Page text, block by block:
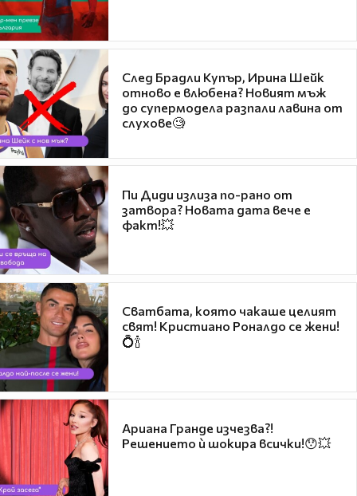
След Брадли Купър, Ирина Шейк
отново е влюбена? Новият мъж
до супермодела разпали лавина от
слухове🧐
Пи Диди излиза по-рано от
затвора? Новата дата вече е
факт!💥
Сватбата, която чакаше целият
свят! Кристиано Роналдо се жени!
💍🍾
Ариана Гранде изчезва?!
Решението ѝ шокира всички!😯💥